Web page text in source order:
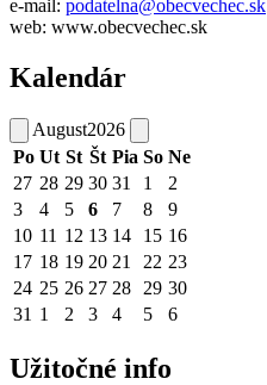
e-mail: podatelna@obecvechec.sk
web: www.obecvechec.sk
Kalendár
August2026
Po Ut St Št Pia So Ne
27 28 29 30 31 1
2
3
4 5 6 7 8
9
10 11 12 13 14 15 16
17 18 19 20 21 22 23
24 25 26 27 28 29 30
31 1 2 3 4 5 6
Užitočné info